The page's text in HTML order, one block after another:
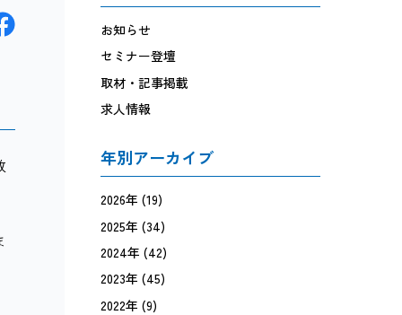
お知らせ
セミナー登壇
取材・記事掲載
求人情報
年別アーカイブ
2026年 (19)
2025年 (34)
2024年 (42)
2023年 (45)
2022年 (9)